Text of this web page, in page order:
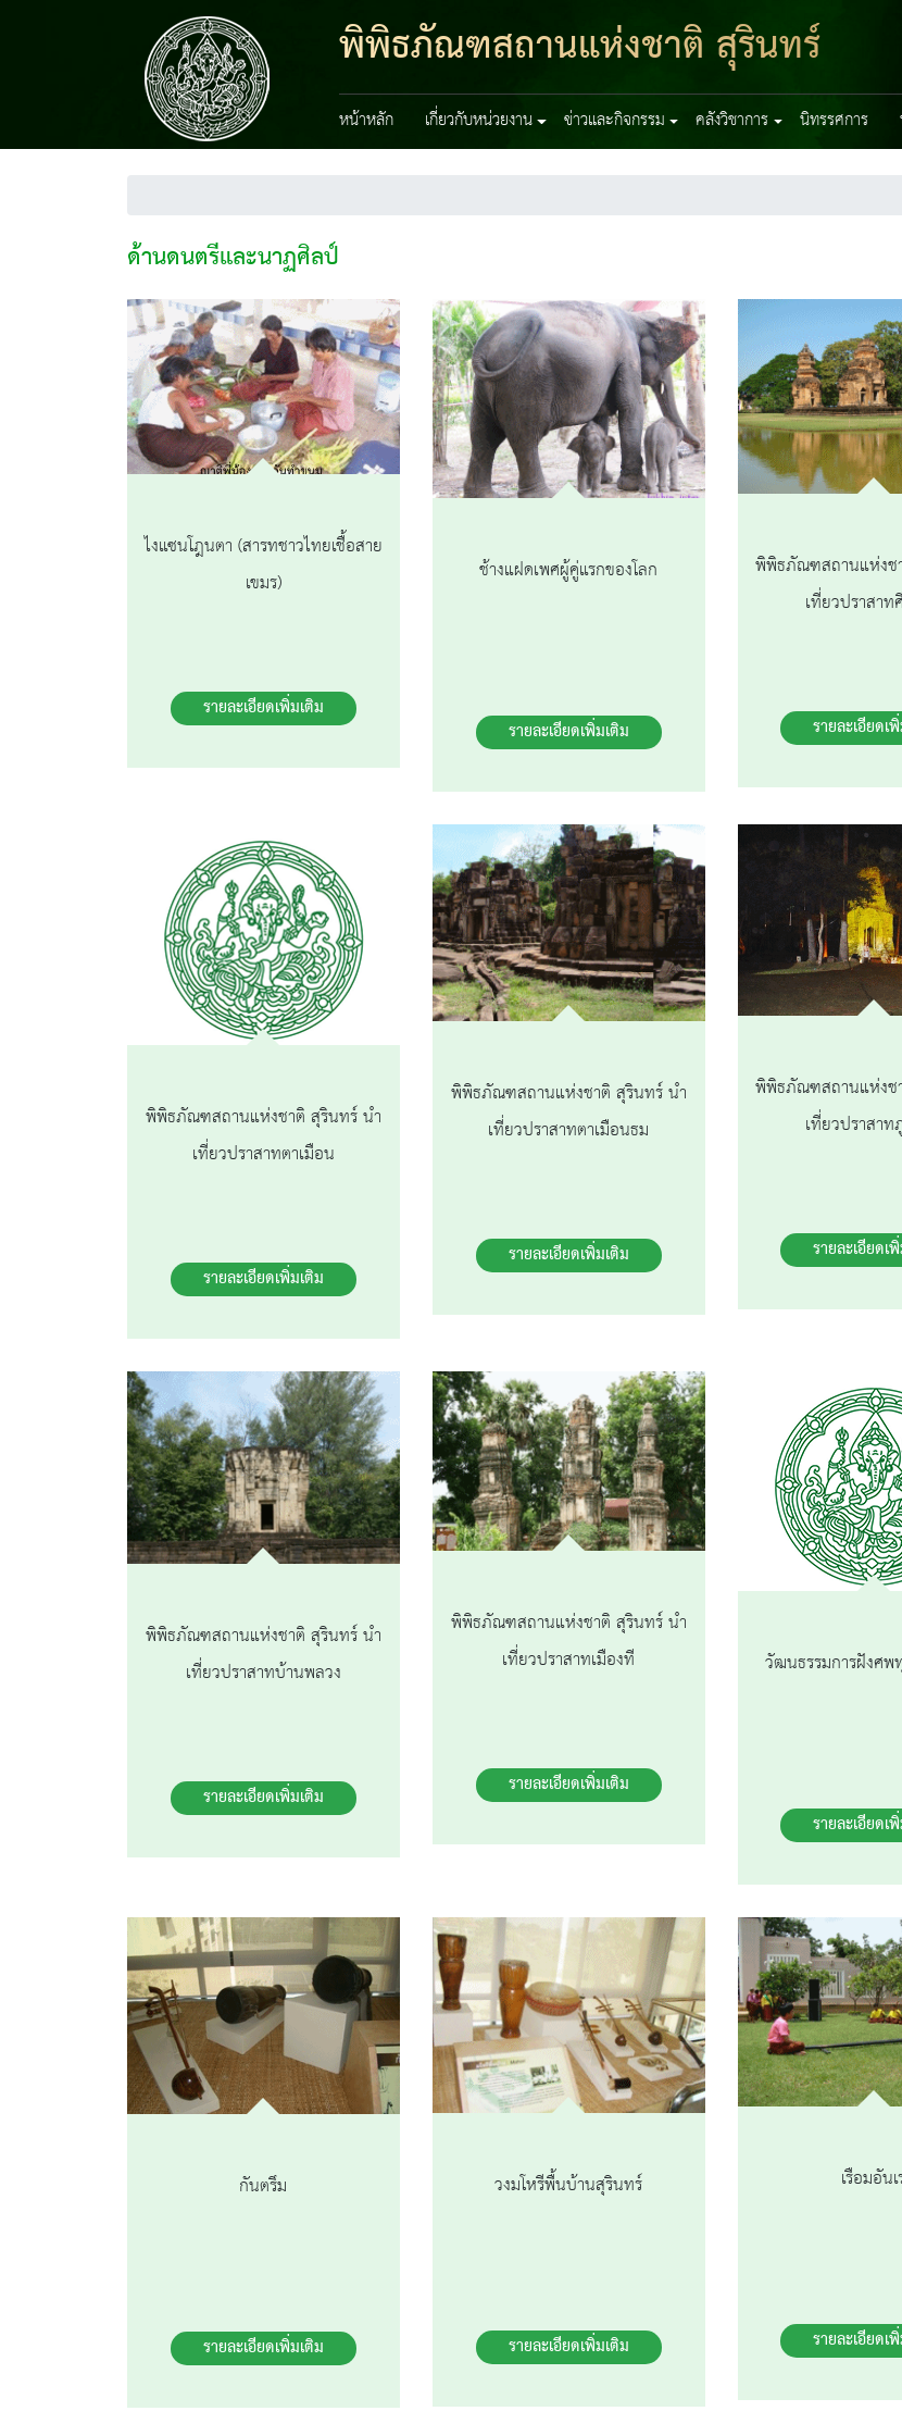
พิพิธภัณฑสถานแห่งชาติ สุรินทร์
หน้าหลัก เกี่ยวกับหน่วยงาน ข่าวและกิจกรรม คลังวิชาการ นิทรรศการ
ด้านดนตรีและนาฏศิลป์
ไงแซนโฎนตา (สารทชาวไทยเชื้อสาย
เขมร)
รายละเอียดเพิ่มเติม
ช้างแฝดเพศผู้คู่แรกของโลก
รายละเอียดเพิ่มเติม
พิพิธภัณฑสถานแห่งช
เที่ยวปราสา
รายละเอียดเ
พิพิธภัณฑสถานแห่งชาติ สุรินทร์ นำ
เที่ยวปราสาทตาเมือน
รายละเอียดเพิ่มเติม
พิพิธภัณฑสถานแห่งชาติ สุรินทร์ นำ
เที่ยวปราสาทตาเมือนธม
รายละเอียดเพิ่มเติม
พิพิธภัณฑสถานแห่งช
เที่ยวปราสา
รายละเอียดเ
พิพิธภัณฑสถานแห่งชาติ สุรินทร์ นำ
เที่ยวปราสาทบ้านพลวง
รายละเอียดเพิ่มเติม
พิพิธภัณฑสถานแห่งชาติ สุรินทร์ นำ
เที่ยวปราสาทเมืองที
รายละเอียดเพิ่มเติม
วัฒนธรรมการฝังศพ
รายละเอียดเ
กันตรึม
รายละเอียดเพิ่มเติม
วงมโหรีพื้นบ้านสุรินทร์
รายละเอียดเพิ่มเติม
เรือมอัน
รายละเอียดเ